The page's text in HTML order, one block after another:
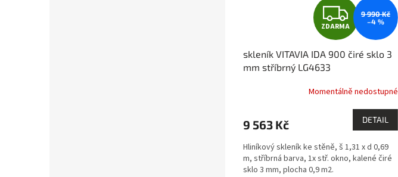
Z
D
A
R
M
A
ZDARMA
9 990 Kč
–4 %
skleník VITAVIA IDA 900 čiré sklo 3
mm stříbrný LG4633
Momentálně nedostupné
9 563 Kč DETAIL
Hliníkový skleník ke stěně, š 1,31 x d 0,69
m, stříbrná barva, 1x stř. okno, kalené čiré
sklo 3 mm, plocha 0,9 m2.